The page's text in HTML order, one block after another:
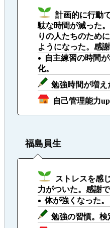
計画的に行動
駄な時間が減った
りの人たちのため
ようになった。感
自主練習の時間
化。
勉強時間が増え
自己管理能力up
福島員生
ストレスを感
力がついた。感謝
体が強くなった。
勉強の習慣。検